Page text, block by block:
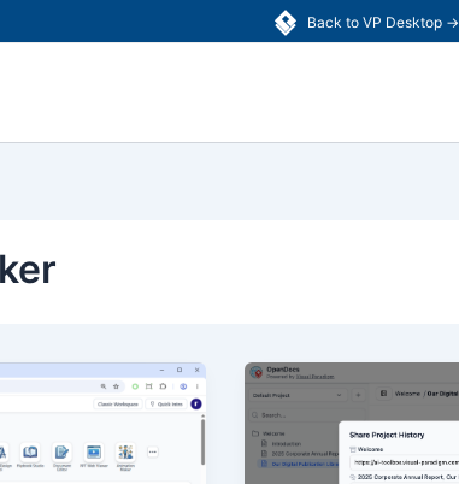
Back to VP Desktop →